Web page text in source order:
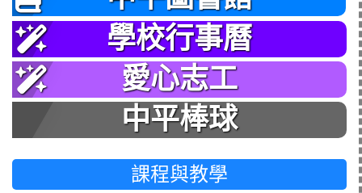
學校行事曆
愛心志工
中平棒球
課程與教學